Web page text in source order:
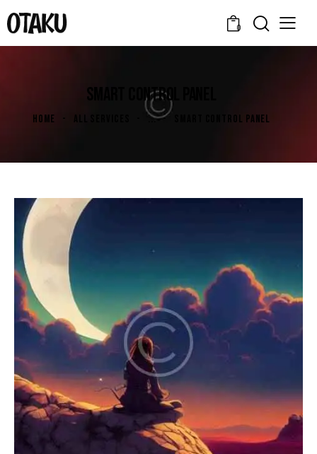
0
SMART CONTROL PANEL
HOME ALL SERVICES ... SMART CONTROL PANEL